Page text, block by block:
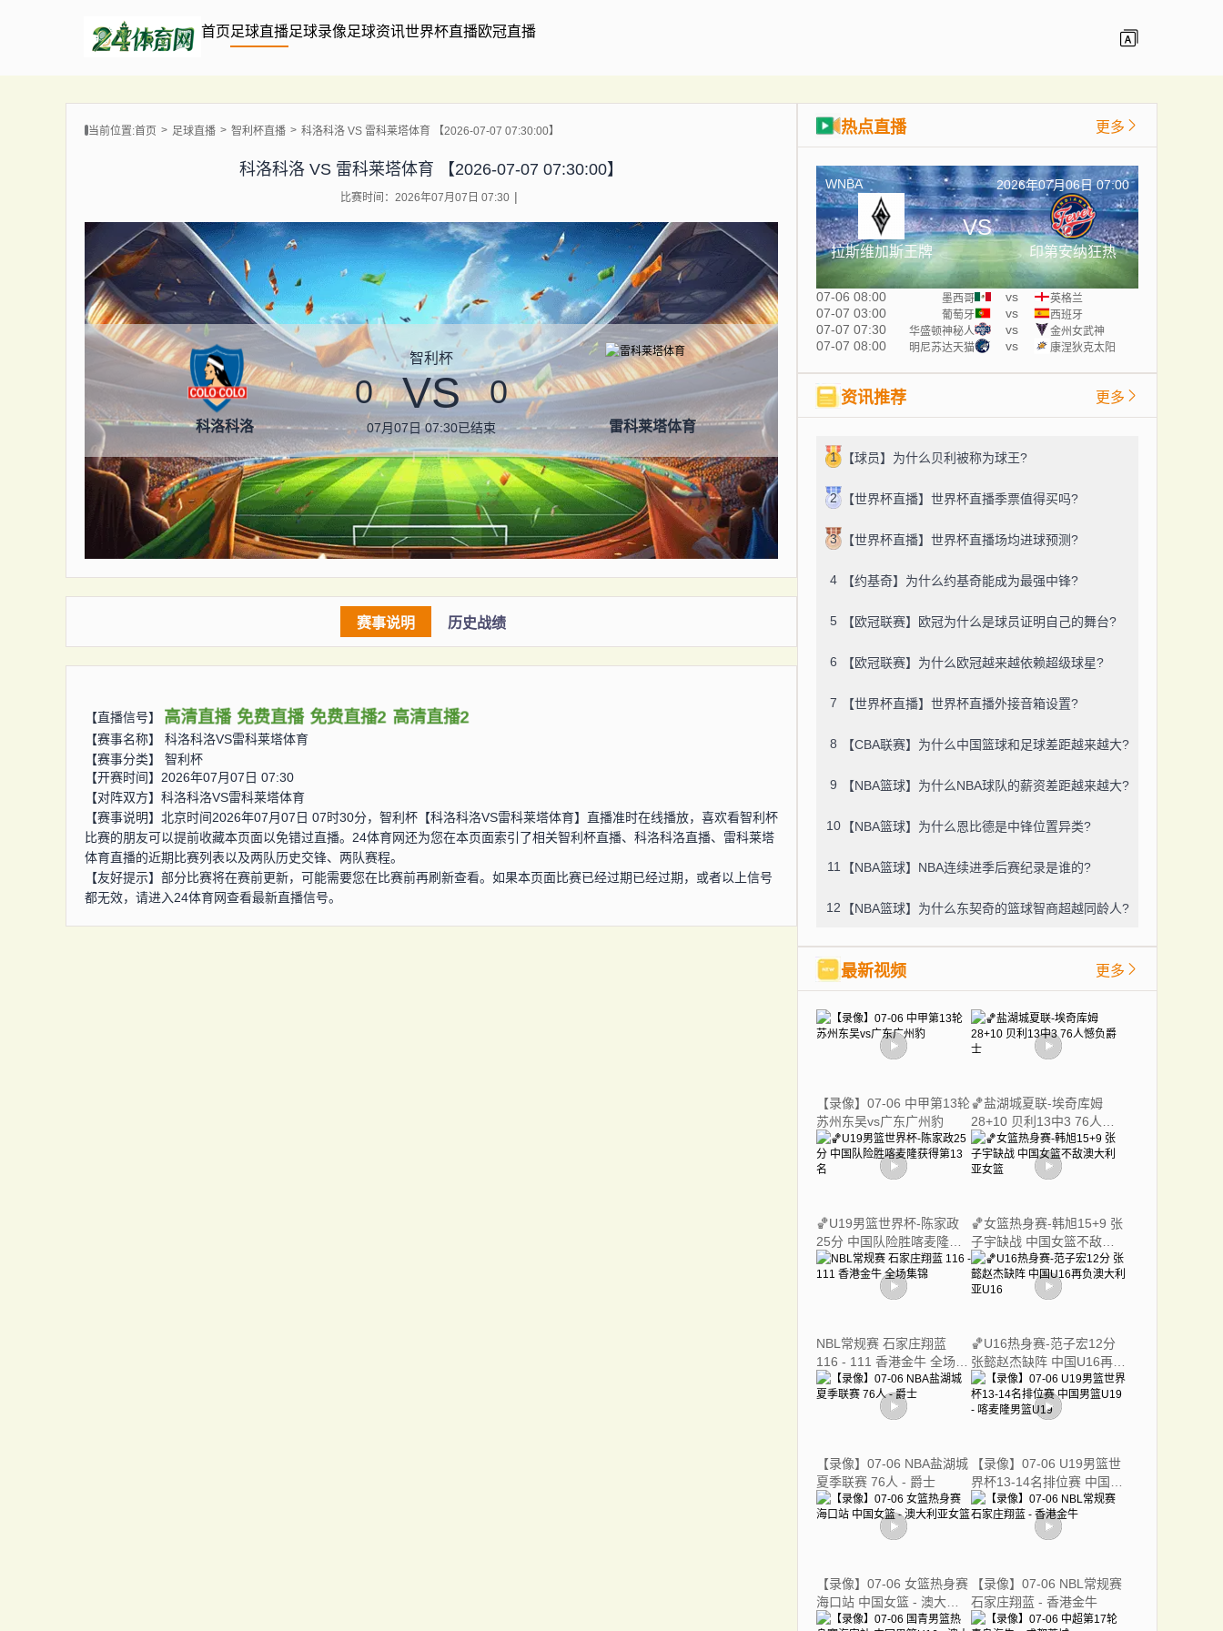
首页足球直播足球录像足球资讯世界杯直播欧冠直播
当前位置:首页 足球直播 智利杯直播 科洛科洛 VS 雷科莱塔体育 【2026-07-07 07:30:00】
科洛科洛 VS 雷科莱塔体育 【2026-07-07 07:30:00】
比赛时间：2026年07月07日 07:30
科洛科洛
智利杯
0 VS 0
07月07日 07:30已结束 雷科莱塔体育
赛事说明 历史战绩
【直播信号】 高清直播 免费直播 免费直播2 高清直播2
【赛事名称】 科洛科洛VS雷科莱塔体育
【赛事分类】 智利杯
【开赛时间】2026年07月07日 07:30
【对阵双方】 科洛科洛VS雷科莱塔体育
【赛事说明】北京时间2026年07月07日 07时30分，智利杯【科洛科洛VS雷科莱塔体育】直播准时在线播放，喜欢看智利杯
比赛的朋友可以提前收藏本页面以免错过直播。24体育网还为您在本页面索引了相关智利杯直播、科洛科洛直播、雷科莱塔
体育直播的近期比赛列表以及两队历史交锋、两队赛程。
【友好提示】部分比赛将在赛前更新，可能需要您在比赛前再刷新查看。如果本页面比赛已经过期已经过期，或者以上信号
都无效，请进入24体育网查看最新直播信号。
热点直播 更多
WNBA 2026年07月06日 07:00
拉斯维加斯王牌
VS
印第安纳狂热
07-06 08:00 墨西哥 vs 英格兰
07-07 03:00 葡萄牙 vs 西班牙
07-07 07:30 华盛顿神秘人 vs 金州女武神
07-07 08:00 明尼苏达天猫 vs 康涅狄克太阳
资讯推荐 更多
1 【球员】为什么贝利被称为球王?
2 【世界杯直播】世界杯直播季票值得买吗?
3 【世界杯直播】世界杯直播场均进球预测?
4 【约基奇】为什么约基奇能成为最强中锋?
5 【欧冠联赛】欧冠为什么是球员证明自己的舞台?
6 【欧冠联赛】为什么欧冠越来越依赖超级球星?
7 【世界杯直播】世界杯直播外接音箱设置?
8 【CBA联赛】为什么中国篮球和足球差距越来越大?
9 【NBA篮球】为什么NBA球队的薪资差距越来越大?
10 【NBA篮球】为什么恩比德是中锋位置异类?
11 【NBA篮球】NBA连续进季后赛纪录是谁的?
12 【NBA篮球】为什么东契奇的篮球智商超越同龄人?
最新视频 更多
【录像】07-06 中甲第13轮
苏州东吴vs广东广州豹
🏀盐湖城夏联-埃奇库姆
28+10 贝利13中3 76人憾
负爵士
🏀U19男篮世界杯-陈家政
25分 中国队险胜喀麦隆获
得第13名
🏀女篮热身赛-韩旭15+9 张
子宇缺战 中国女篮不敌澳
大利亚女篮
NBL常规赛 石家庄翔蓝
116 - 111 香港金牛 全场集
锦
🏀U16热身赛-范子宏12分
张懿赵杰缺阵 中国U16再负
澳大利亚U16
【录像】07-06 NBA盐湖城
夏季联赛 76人 - 爵士
【录像】07-06 U19男篮世
界杯13-14名排位赛 中国男
篮U19 - 喀麦隆男篮U19
【录像】07-06 女篮热身赛
海口站 中国女篮 - 澳大利
亚女篮
【录像】07-06 NBL常规赛
石家庄翔蓝 - 香港金牛